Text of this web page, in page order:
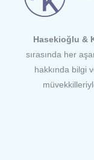
Hasekioğlu &
sırasında her
hakkında bilgi